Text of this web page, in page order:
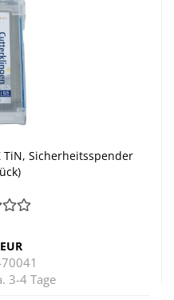
TiN, Si­cher­heits­spen­der
3-4 Tage